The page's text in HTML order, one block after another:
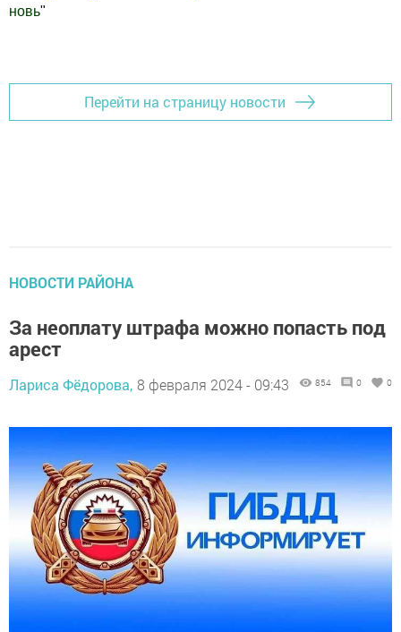
новь"
Перейти на страницу новости
НОВОСТИ РАЙОНА
За неоплату штрафа можно попасть под
арест
Лариса Фёдорова, 8 февраля 2024 - 09:43 854 0 0